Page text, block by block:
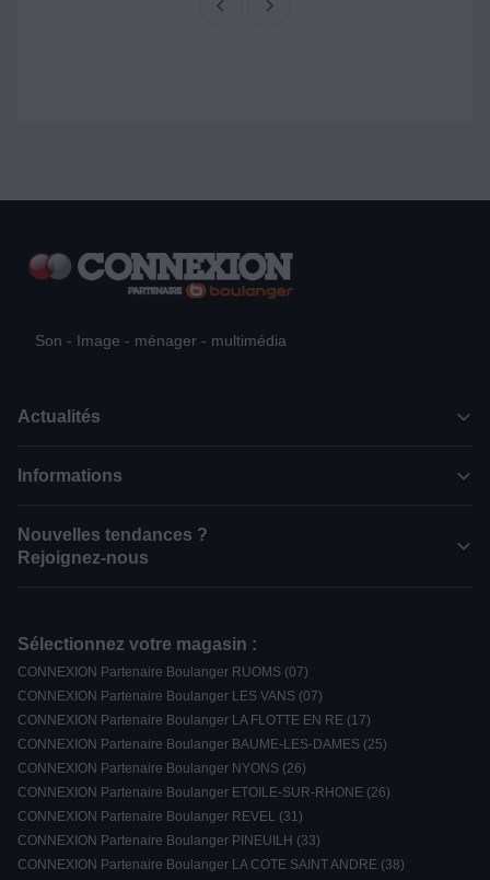
Son - Image - ménager - multimédia
Actualités
Informations
Nouvelles tendances ?
Rejoignez-nous
Sélectionnez votre magasin :
CONNEXION Partenaire Boulanger RUOMS (07)
CONNEXION Partenaire Boulanger LES VANS (07)
CONNEXION Partenaire Boulanger LA FLOTTE EN RE (17)
CONNEXION Partenaire Boulanger BAUME-LES-DAMES (25)
CONNEXION Partenaire Boulanger NYONS (26)
CONNEXION Partenaire Boulanger ETOILE-SUR-RHONE (26)
CONNEXION Partenaire Boulanger REVEL (31)
CONNEXION Partenaire Boulanger PINEUILH (33)
CONNEXION Partenaire Boulanger LA COTE SAINT ANDRE (38)